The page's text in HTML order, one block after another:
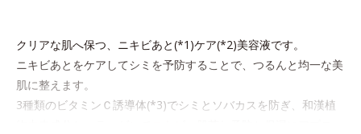
クリアな肌へ保つ、ニキビあと(*1)ケア(*2)美容液です。
ニキビあとをケアしてシミを予防することで、つるんと均一な美
肌に整えます。
3種類のビタミンＣ誘導体(*3)でシミとソバカスを防ぎ、和漢植